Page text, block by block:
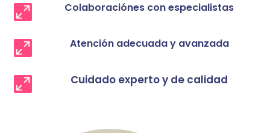
 Colaboraciónes con especialistas
 Atención adecuada y avanzada
 Cuidado experto y de calidad